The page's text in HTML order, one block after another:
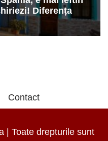
Contact
| Toate drepturile sunt